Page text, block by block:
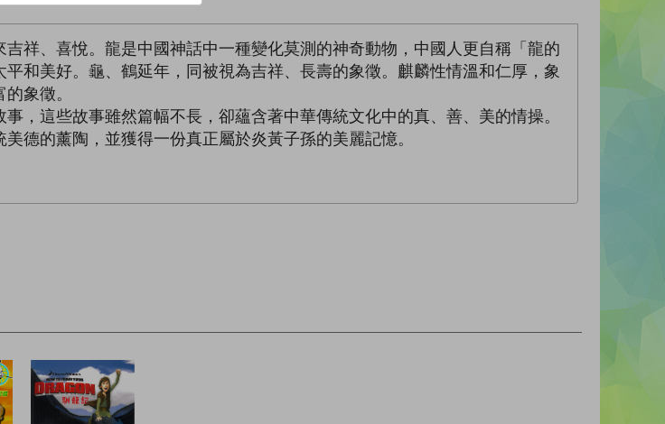
祥、喜悅。龍是中國神話中一種變化莫測的神奇動物，中國人更自稱「龍的
和美好。龜、鶴延年，同被視為吉祥、長壽的象徵。麒麟性情溫和仁厚，象
象徵。
，這些故事雖然篇幅不長，卻蘊含著中華傳統文化中的真、善、美的情操。
德的薰陶，並獲得一份真正屬於炎黃子孫的美麗記憶。